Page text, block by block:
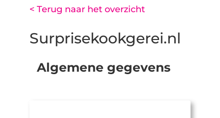
< Terug naar het overzicht
Surprisekookgerei.nl
Algemene gegevens